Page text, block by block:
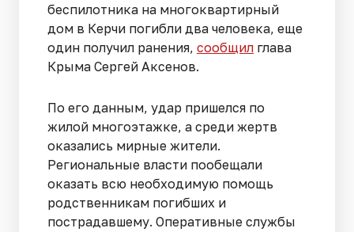
беспилотника на многоквартирный
дом в Керчи погибли два человека, еще
один получил ранения, сообщил глава
Крыма Сергей Аксенов.
По его данным, удар пришелся по
жилой многоэтажке, а среди жертв
оказались мирные жители.
Региональные власти пообещали
оказать всю необходимую помощь
родственникам погибших и
пострадавшему. Оперативные службы